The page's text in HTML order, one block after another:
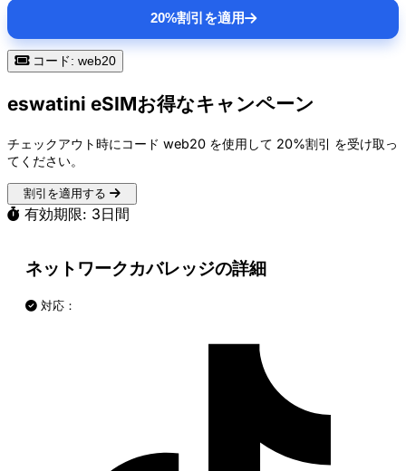
20%割引を適用
コード: web20
eswatini eSIMお得なキャンペーン
チェックアウト時にコード web20 を使用して 20%割引 を受け取っ
てください。
割引を適用する
有効期限: 3日間
ネットワークカバレッジの詳細
対応：